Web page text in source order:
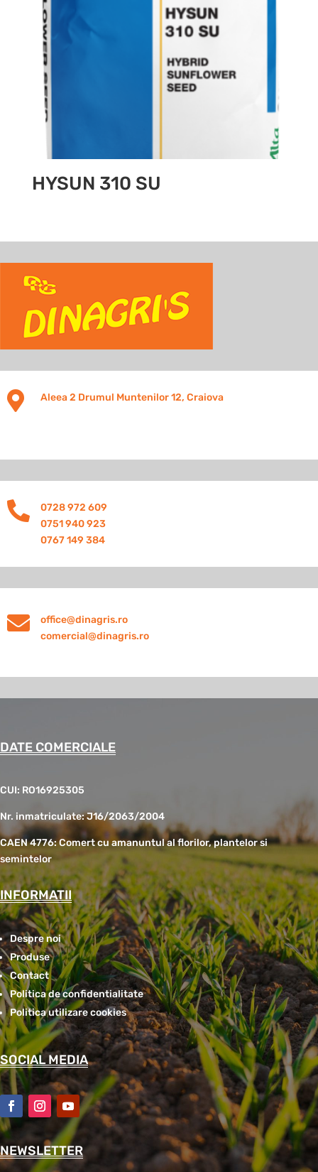
HYSUN 310 SU
 Aleea 2 Drumul Muntenilor 12, Craiova

0728 972 609
0751 940 923
0767 149 384

office@dinagris.ro
comercial@dinagris.ro
DATE COMERCIALE
CUI: RO16925305
Nr. inmatriculate: J16/2063/2004
CAEN 4776: Comert cu amanuntul al florilor, plantelor si
semintelor
INFORMATII
Despre noi
Produse
Contact
Politica de confidentialitate
Politica utilizare cookies
SOCIAL MEDIA
NEWSLETTER